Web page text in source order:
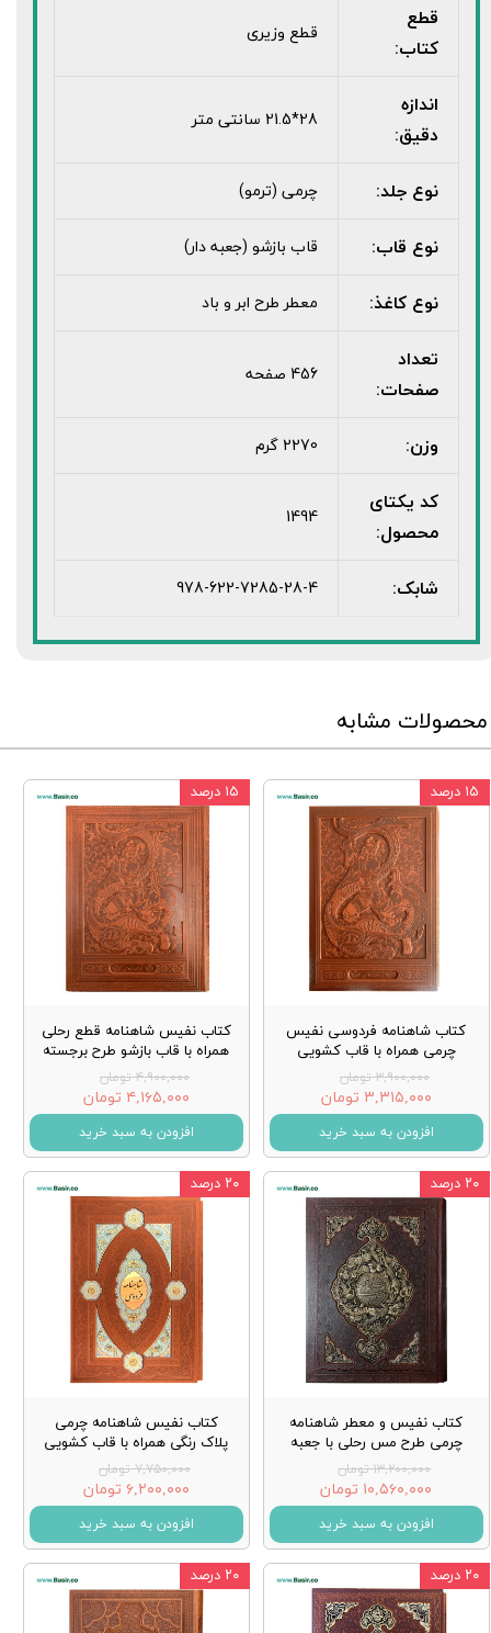
قطع
کتاب:
قطع وزیری
اندازه
دقیق:
28*21.5 سانتی متر
نوع جلد: چرمی (ترمو)
نوع قاب: قاب بازشو (جعبه دار)
نوع کاغذ: معطر طرح ابر و باد
تعداد
صفحات:
456 صفحه
وزن: 2270 گرم
کد یکتای
محصول:
1494
شابک: 978-622-7285-28-4
محصولات مشابه
کتاب شاهنامه فردوسی نفیس
چرمی همراه با قاب کشویی
۳,۹۰۰,۰۰۰ تومان
۳,۳۱۵,۰۰۰ تومان
افزودن به سبد خرید
۱۵ درصد
کتاب نفیس شاهنامه قطع رحلی
همراه با قاب بازشو طرح برجسته
۴,۹۰۰,۰۰۰ تومان
۴,۱۶۵,۰۰۰ تومان
افزودن به سبد خرید
۱۵ درصد
کتاب نفیس و معطر شاهنامه
چرمی طرح مس رحلی با جعبه
۱۳,۲۰۰,۰۰۰ تومان
۱۰,۵۶۰,۰۰۰ تومان
افزودن به سبد خرید
۲۰ درصد
کتاب نفیس شاهنامه چرمی
پلاک رنگی همراه با قاب کشویی
۷,۷۵۰,۰۰۰ تومان
۶,۲۰۰,۰۰۰ تومان
افزودن به سبد خرید
۲۰ درصد
۲۰ درصد ۲۰ درصد